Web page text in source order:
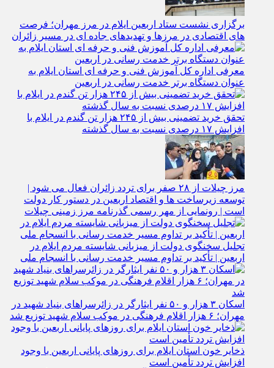
برگزاری نشست ستاد اربعین ایلام در مرز مهران؛ فرصت‌
های اقتصادی در مرزها و تهدیدهای جاده‌ ای در مسیر زائران
معرفی اداره کل آموزش فنی و حرفه‌ ای استان ایلام به‌
عنوان دستگاه برتر خدمت‌ رسانی در اربعین
تحقق خرید تضمینی بیش از ۲۴۵ هزار تن گندم در ایلام با
افزایش ۱۷ درصدی نسبت به سال گذشته
مرز چیلات از ۲۸ صفر برای تردد زائران فعال می‌ شود |
توسعه زیرساخت‌ ها و اقتصاد اربعین در دستور کار دولت
است | رونمایی از مهر رسمی گذرنامه مرز زمینی چیلات
تجلیل سخنگوی دولت از میزبانی شایسته مردم ایلام در
اربعین | تأکید بر تداوم مسیر خدمت‌ رسانی با انسجام ملی
اسکان ۳ هزار و ۵۰ نفر ایثارگر در زائرسراهای بنیاد شهید در
مهران؛ ۶ هزار اقلام فرهنگی در موکب سلام شهید توزیع شد
ذخایر خون استان ایلام برای روزهای پایانی اربعین با وجود
افزایش تردد تأمین است